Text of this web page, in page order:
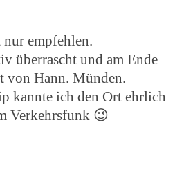
empfehlen.
überrascht und am Ende
von Hann. Münden.
kannte ich den Ort ehrlich
Verkehrsfunk 😉